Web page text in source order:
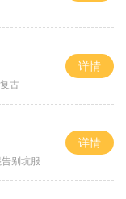
古
详情
别坑服
详情